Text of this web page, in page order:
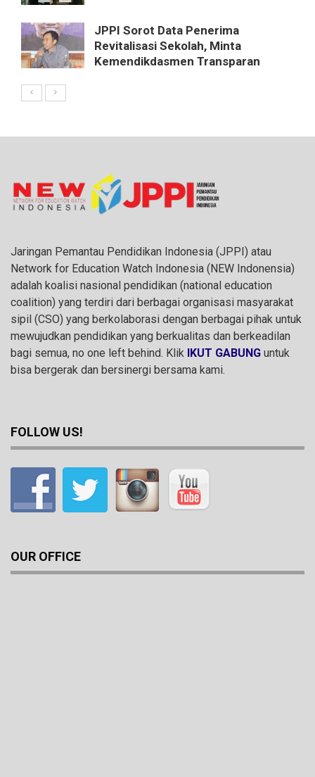
JPPI Sorot Data Penerima
Revitalisasi Sekolah, Minta
Kemendikdasmen Transparan
Jaringan Pemantau Pendidikan Indonesia (JPPI) atau
Network for Education Watch Indonesia (NEW Indonensia)
adalah koalisi nasional pendidikan (national education
coalition) yang terdiri dari berbagai organisasi masyarakat
sipil (CSO) yang berkolaborasi dengan berbagai pihak untuk
mewujudkan pendidikan yang berkualitas dan berkeadilan
bagi semua, no one left behind. Klik IKUT GABUNG untuk
bisa bergerak dan bersinergi bersama kami.
FOLLOW US!
OUR OFFICE